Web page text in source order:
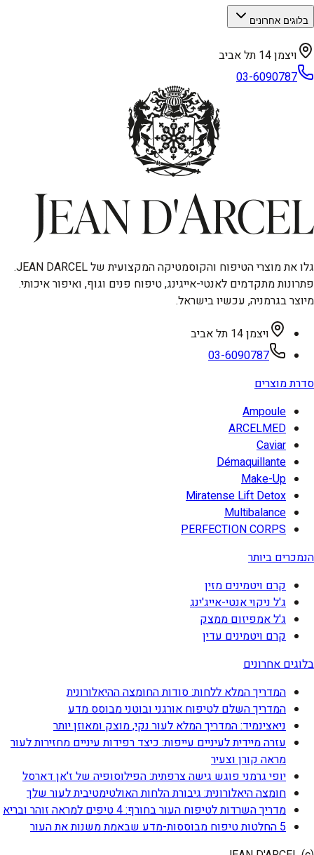
בלוגים אחרונים
ויצמן 14 תל אביב
03-6090787
גלו את מוצרי הטיפוח והקוסמטיקה המקצועית של JEAN DARCEL.
פתרונות מתקדמים לאנטי-אייגינג, טיפוח פנים וגוף, ואיפור איכותי.
מיוצר בגרמניה, עכשיו בישראל.
ויצמן 14 תל אביב
03-6090787
סדרת מוצרים
Ampoule
ARCELMED
Caviar
Démaquillante
Make-Up
Miratense Lift Detox
Multibalance
PERFECTION CORPS
הנמכרים ביותר
קרם ויטמינים מזין
ג'ל ניקוי אנטי-אייג'ינג
ג'ל אמפיזום ממצק
קרם ויטמינים עדין
בלוגים אחרונים
המדריך המלא ללחות: סודות החומצה ההיאלורונית
המדריך השלם לטיפוח אורגני ובוטני מבוסס מדע
ניאצינמיד: המדריך המלא לעור נקי, מוצק ומאוזן יותר
עזרה מיידית לעיניים עייפות: כיצד רפידות עיניים מחזירות לעור
מראה קורן וצעיר
יופי גרמני פוגש גישה צרפתית: הפילוסופיה של ז'אן דארסל
חומצה היאלורונית: גיבורת הלחות האולטימטיבית לעור שלך
מדריך השרדות לטיפוח העור בחורף: 4 טיפים למראה זוהר ובריא
5 החלטות טיפוח מבוססות-מדע שבאמת משנות את העור